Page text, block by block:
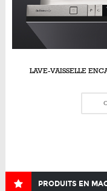
LAVE-VAISSELLE
PRODUITS EN